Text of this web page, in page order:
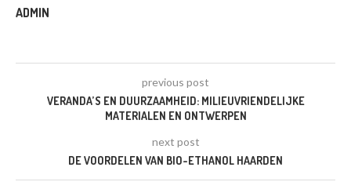
ADMIN
previous post
VERANDA’S EN DUURZAAMHEID: MILIEUVRIENDELIJKE
MATERIALEN EN ONTWERPEN
next post
DE VOORDELEN VAN BIO-ETHANOL HAARDEN